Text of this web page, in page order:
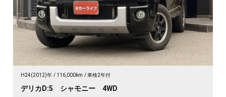
H24(2012)年 116,000km 車検2年付
デリカD:5 シャモニー 4WD